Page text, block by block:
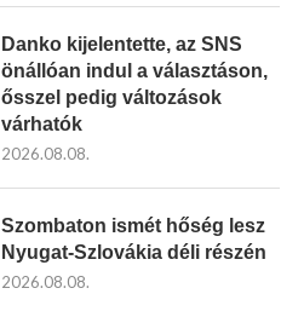
Danko kijelentette, az SNS
önállóan indul a választáson,
ősszel pedig változások
várhatók
2026.08.08.
Szombaton ismét hőség lesz
Nyugat-Szlovákia déli részén
2026.08.08.